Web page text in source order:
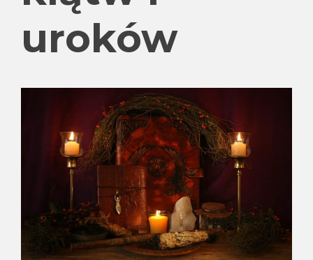
uroków